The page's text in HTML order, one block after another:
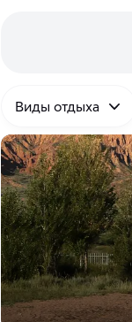
Виды отдыха